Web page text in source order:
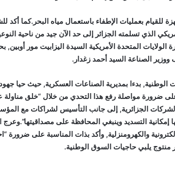
للقيام بعمليات الإطفاء باستعمال مياه البحر.كما أكد
الذي تسلمته الجزائر إلى حد الآن جيد من ناحية
المتحدة الأمريكية السيدة اليزابيت مور أوبين,
ووزير الصناعة السيد أحمد زغدار.
بدءا بمديرية الصناعات العسكرية, حيث حيا جهود
ضرورة مواصلة رفع هذا التحدي من خلال “خلق مناولة
الجزائرية, إلى جانب التأسيس لشراكات مع
إمكانية التسديد وينبغي المحافظة على مصداقيتها”.وعرج
والكهرومنزلية, وأكد بذات المناسبة على ضرورة
منتوج يلبي حاجيات السوق الوطنية.